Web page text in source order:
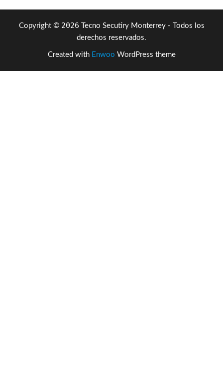
Copyright © 2026 Tecno Secutiry Monterrey - Todos los
derechos reservados.
Created with Enwoo WordPress theme